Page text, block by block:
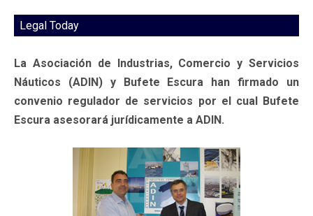
Legal Today
La Asociación de Industrias, Comercio y Servicios
Náuticos (ADIN) y Bufete Escura han firmado un
convenio regulador de servicios por el cual Bufete
Escura asesorará jurídicamente a ADIN.